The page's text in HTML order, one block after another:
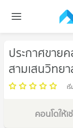
ประกาศขาย
สามเสนวิทย
เ
คอนโดให้เ